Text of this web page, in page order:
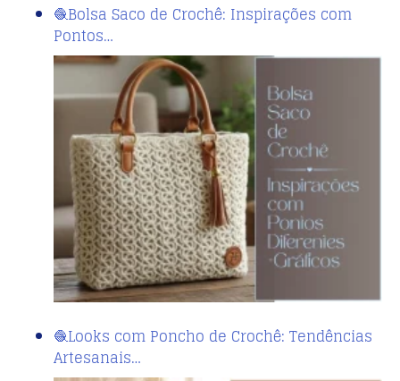
🧶Bolsa Saco de Crochê: Inspirações com
Pontos…
🧶Looks com Poncho de Crochê: Tendências
Artesanais…